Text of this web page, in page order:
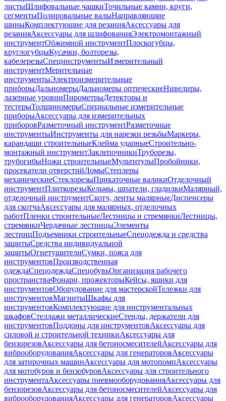
листыШлифовальные чашкиТочильные камни, круги,
сегментыПолировальные валыНаправляющие
шиныКомплектующие для резанияАксессуары для
резанияАксессуары для шлифованияЭлектромонтажный
инструментОбжимной инструментПлоскогубцы,
круглогубцыКусачки, болторезы,
кабелерезыСпецинструментыИзмерительный
инструментМерительные
инструментыЭлектроизмерительные
приборыДальномерыДальномеры оптическиеНивелиры,
лазерные уровниПирометрыДетекторы и
тестерыТолщиномерыСпециальные измерительные
приборыАксессуары для измерительных
приборовРазметочный инструментРазметочные
инструментыИнструменты для нарезки резьбыМаркеры,
карандаши строительныеКлейма ударныеСтроительно-
монтажный инструментЗаклепочникиТруборезы,
трубогибыНожи строительныеМультитулыПробойники,
просекатели отверстийЛомыСтеплеры
механическиеСтеклорезыПрикаточные валикиОтделочный
инструментПлиткорезыКельмы, шпатели, гладилкиМалярный,
отделочный инструментСкотч, ленты малярныеДиспенсеры
для скотчаАксессуары для малярных, отделочных
работПленки строительныеЛестницы и стремянкиЛестницы,
стремянкиЧердачные лестницыЭлементы
лестницПодъемники строительныеСпецодежда и средства
защитыСредства индивидуальной
защитыОгнетушителиСумки, пояса для
инструментовПроизводственная
одеждаСпецодеждаСпецобувьОрганизация рабочего
пространстваФонари, прожекторыКейсы, ящики для
инструментовОборудование для мастерскойТележки для
инструментовМагнитыШкафы для
инструментовКомплектующие для инструментальных
шкафовСтеллажи металлическиеСтенды, держатели для
инструментовПоддоны для инструментовАксессуары для
силовой и строительной техникиАксессуары для
бензорезовАксессуары для бетоносмесителейАксессуары для
виброоборудованияАксессуары для генераторовАксессуары
для затирочных машинАксессуары для мотопомпАксессуары
для мотобуров и бензобуровАксессуары для строительного
инструментаАксессуары пневмооборудованияАксессуары для
бензорезовАксессуары для бетоносмесителейАксессуары для
виброоборудованияАксессуары для генераторовАксессуары